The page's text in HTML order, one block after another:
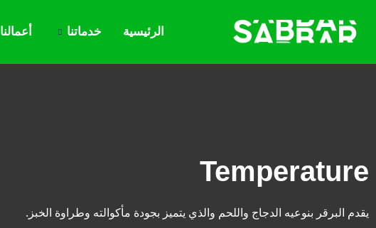
الرئيسية خدماتنا أعمالنا
Temperature
يقدم البرقر بنوعيه الدجاج واللحم والذي يتميز بجودة مأكوالته وطراوة الخبز.